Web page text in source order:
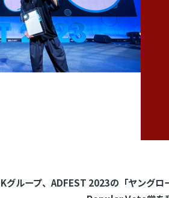
グループ、ADFEST 2023の「ヤングロ